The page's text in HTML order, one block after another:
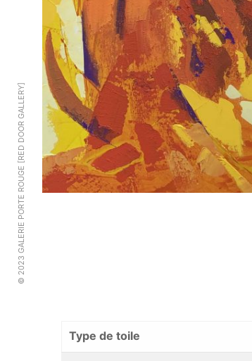
© 2023 GALERIE PORTE ROUGE [RED DOOR GALLERY]
Type de toile